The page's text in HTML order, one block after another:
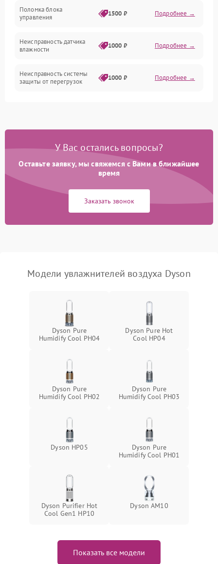
Датчики
Поломка блока
управления
1500 ₽ Подробнее →
Неисправность датчика
влажности
1000 ₽ Подробнее →
Неисправность системы
защиты от перегрузок
1000 ₽ Подробнее →
Поломка системы защиты
от короткого замыкания
1000 ₽ Подробнее →
защиты от перегрева
Подробнее →
Повреждение системы
перенапряжения
У Вас остались вопросы?
Оставьте заявку, мы свяжемся с Вами в ближайшее
время
Заказать звонок
Модели увлажнителей воздуха Dyson
Dyson Pure
Humidify Cool PH04
Dyson Pure Hot
Cool HP04
Dyson Pure
Humidify Cool PH02
Dyson Pure
Humidify Cool PH03
Dyson HP05
Dyson Pure
Humidify Cool PH01
Dyson Purifier Hot
Cool Gen1 HP10
Dyson AM10
Показать все модели